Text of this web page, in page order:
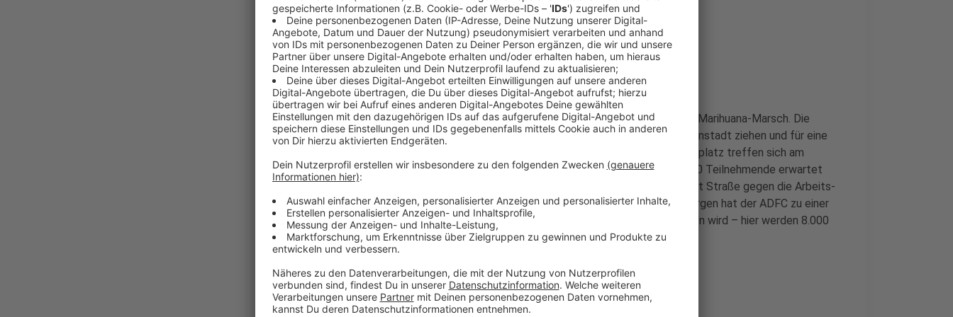
Veröffentlicht:Samstag, 07.05.2022 08:15
Anzeige
500 Teilnehmende erwartet die Polizei heute beim so genannten Marihuana-Marsch. Die
Demonstrierenden wollen vom Johannes Rau Platz durch die Innenstadt ziehen und für eine
schnelle Legalisierung von Cannabis demonstrieren. Auf dem Burgplatz treffen sich am
Nachmittag rund 400 Gegner:innen der Corona-Politik. Gleich 5.000 Teilnehmende erwartet
außerdem die Gewerkschaft Verdi. Hier soll auf der Friedrich-Ebert Straße gegen die Arbeits-
Bedingungen in den NRW Krankenhäusern protestiert werden. Morgen hat der ADFC zu einer
Fahrrad-Demo aufgerufen, bei der es um die Verkehrswende gehen wird – hier werden 8.000
Radfahrende erwartet.
Anzeige